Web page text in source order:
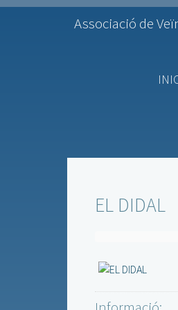
Associació de
EL DIDAL